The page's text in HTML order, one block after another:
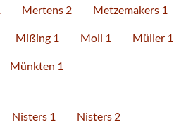
Mertens 2 Metzemakers 1
Mißing 1 Moll 1 Müller 1
Münkten 1
Nisters 1 Nisters 2